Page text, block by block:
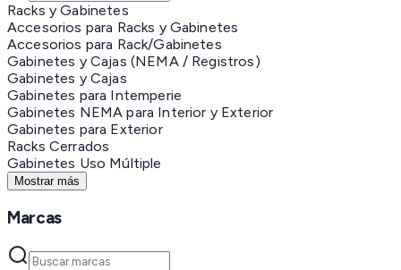
Racks y Gabinetes
Accesorios para Racks y Gabinetes
Accesorios para Rack/Gabinetes
Gabinetes y Cajas (NEMA / Registros)
Gabinetes y Cajas
Gabinetes para Intemperie
Gabinetes NEMA para Interior y Exterior
Gabinetes para Exterior
Racks Cerrados
Gabinetes Uso Múltiple
Mostrar más
Marcas